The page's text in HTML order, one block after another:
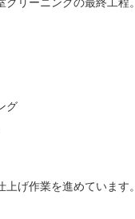
グ
げ作業を進めています。